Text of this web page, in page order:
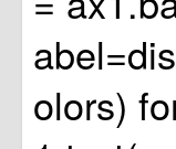
olors)